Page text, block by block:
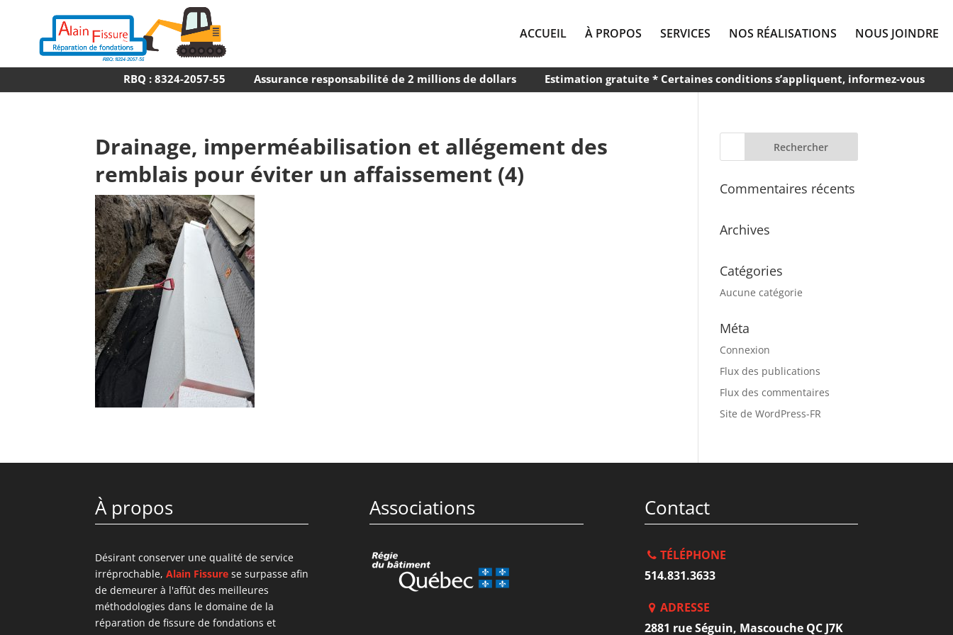
ACCUEIL À PROPOS SERVICES NOS RÉALISATIONS NOUS JOINDRE
RBQ : 8324-2057-55 Assurance responsabilité de 2 millions de dollars Estimation gratuite * Certaines conditions s’appliquent, informez-vous
Drainage, imperméabilisation et allégement des
remblais pour éviter un affaissement (4)
Commentaires récents
Archives
Catégories
Aucune catégorie
Méta
Connexion
Flux des publications
Flux des commentaires
Site de WordPress-FR
À propos
Désirant conserver une qualité de service
irréprochable,Alain Fissure se surpasse afin
de demeurer à l'affût des meilleures
méthodologies dans le domaine de la
réparation de fissure de fondations et
Associations Contact
TÉLÉPHONE
514.831.3633
ADRESSE
2881 rue Séguin, Mascouche QC J7K